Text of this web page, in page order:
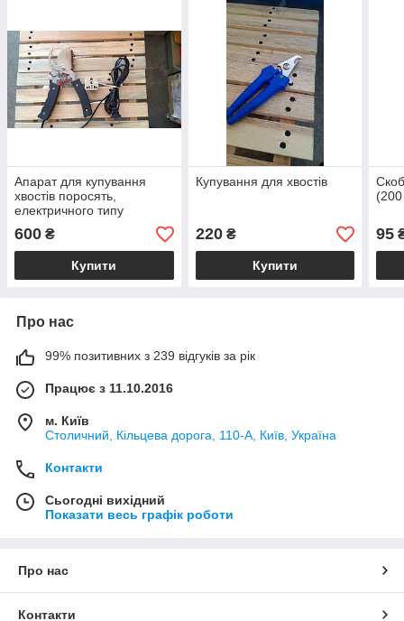
Апарат для купування
хвостів поросять,
електричного типу
600 ₴
Купити
Купування для хвостів
220₴
Купити
(200
95
Про нас
99% позитивних з 239 відгуків за рік
Працює з 11.10.2016
м. Київ
Столичний, Кільцева дорога, 110-А, Київ, Україна
Контакти
Сьогодні вихідний
Показати весь графік роботи
Про нас
Контакти